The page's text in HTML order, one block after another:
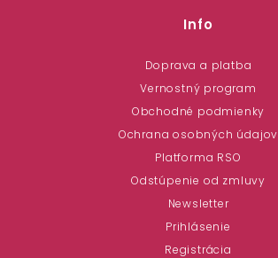
Info
Doprava a platba
Vernostný program
Obchodné podmienky
Ochrana osobných údajov
Platforma RSO
Odstúpenie od zmluvy
Newsletter
Prihlásenie
Registrácia